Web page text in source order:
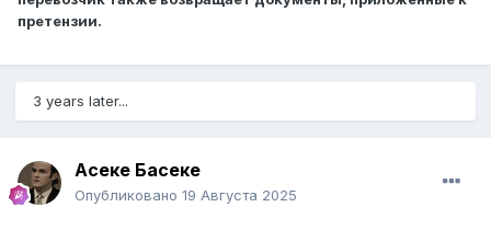
исчисляются с момента возникновения права
предъявления иска, установленного в
47 "Требования по договору перевозки.
начала течения срока давности в срок не
включается.
претензии.
3 years later...
Асеке Басеке
Опубликовано 19 Августа 2025